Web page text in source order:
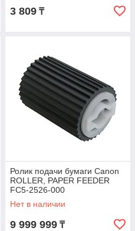
3 809 ₸
Ролик подачи бумаги Canon
ROLLER, PAPER FEEDER
FC5-2526-000
Нет в наличии
9 999 999 ₸